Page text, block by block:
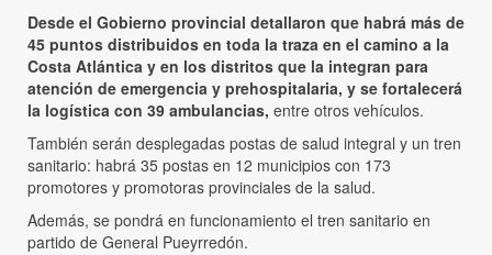
Desde el Gobierno provincial detallaron que habrá más de
45 puntos distribuidos en toda la traza en el camino a la
Costa Atlántica y en los distritos que la integran para
atención de emergencia y prehospitalaria, y se fortalecerá
la logística con 39 ambulancias, entre otros vehículos.
También serán desplegadas postas de salud integral y un tren
sanitario: habrá 35 postas en 12 municipios con 173
promotores y promotoras provinciales de la salud.
Además, se pondrá en funcionamiento el tren sanitario en
partido de General Pueyrredón.